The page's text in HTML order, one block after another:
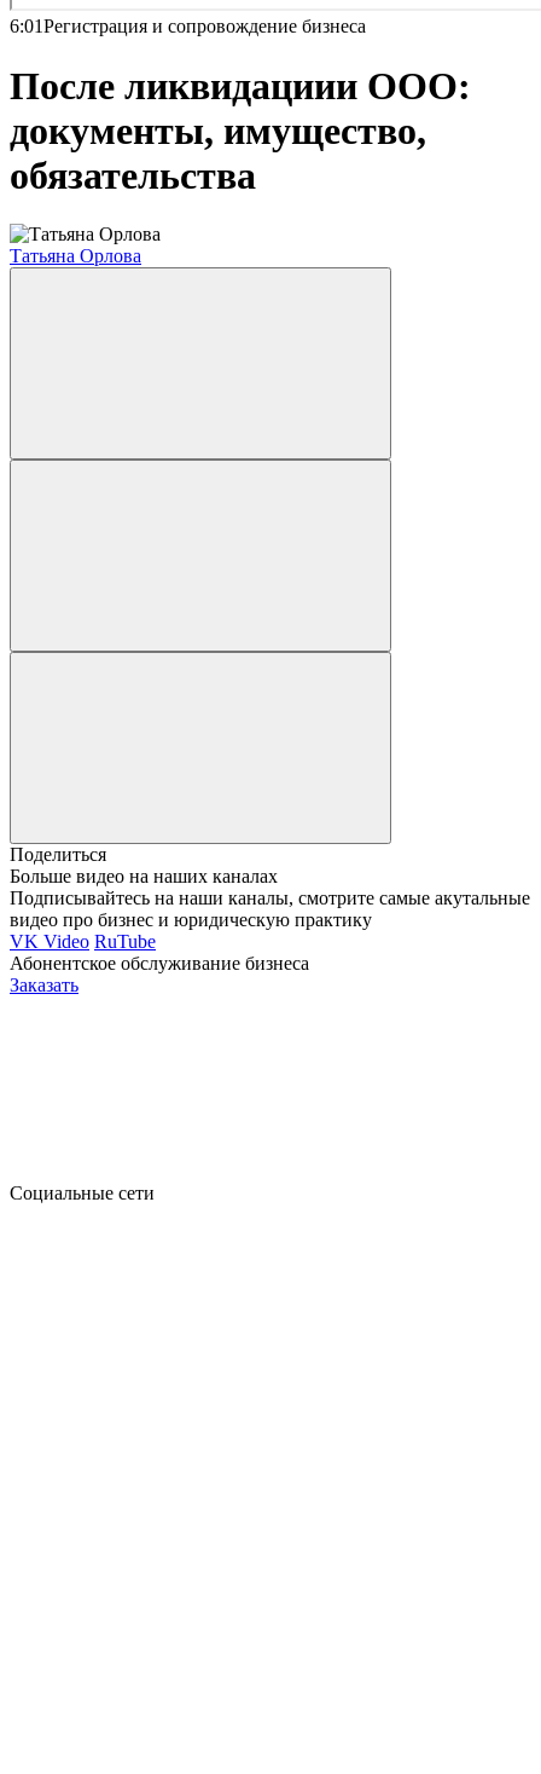
6:01Регистрация и сопровождение бизнеса
После ликвидациии ООО:
документы, имущество,
обязательства
Татьяна Орлова
Поделиться
Больше видео на наших каналах
Подписывайтесь на наши каналы, смотрите самые акутальные
видео про бизнес и юридическую практику
VK Video RuTube
Абонентское обслуживание бизнеса
Заказать
Социальные сети